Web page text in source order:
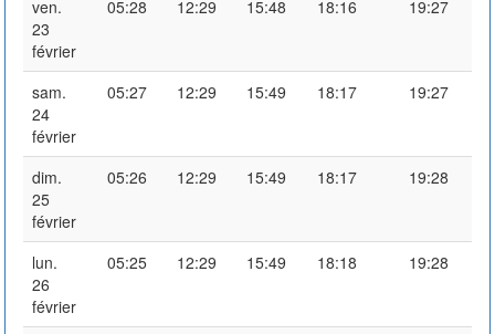
ven.
23
février
05:28 12:29 15:48 18:16 19:27
sam.
24
février
05:27 12:29 15:49 18:17 19:27
dim.
25
février
05:26 12:29 15:49 18:17 19:28
lun.
26
février
05:25 12:29 15:49 18:18 19:28